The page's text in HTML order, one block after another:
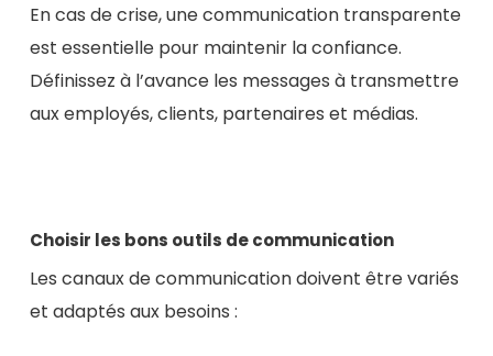
En cas de crise, une communication transparente
est essentielle pour maintenir la confiance.
Définissez à l’avance les messages à transmettre
aux employés, clients, partenaires et médias.
Choisir les bons outils de communication
Les canaux de communication doivent être variés
et adaptés aux besoins :